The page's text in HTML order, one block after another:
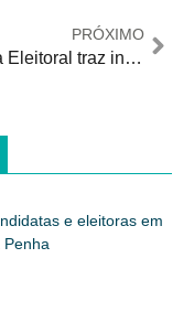
PRÓXIMO
Justiça Eleitoral traz intérprete de Libras na urna para assegurar acessibilidade